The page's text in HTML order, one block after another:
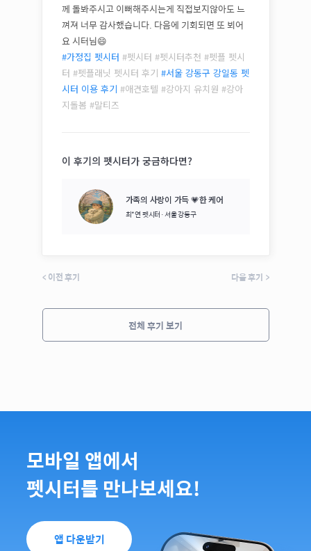
께 돌봐주시고 이뻐해주시는게 직접보지않아도 느
껴져 너무 감사했습니다. 다음에 기회되면 또 뵈어
요 시터님😄
#가정집 펫시터 #펫시터 #펫시터추천 #펫플 펫시
터 #펫플래닛 펫시터 후기 #서울 강동구 강일동 펫
시터 이용 후기 #애견호텔 #강아지 유치원 #강아
지돌봄 #말티즈
이 후기의 펫시터가 궁금하다면?
가족의 사랑이 가득 💗한 케어
최*연펫시터·서울 강동구
< 이전 후기 다음 후기 >
전체 후기 보기
모바일 앱에서
펫시터를 만나보세요!
앱 다운받기